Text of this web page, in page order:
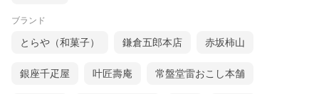
ブランド
とらや（和菓子） 鎌倉五郎本店 赤坂柿山
銀座千疋屋 叶匠壽庵 常盤堂雷おこし本舗